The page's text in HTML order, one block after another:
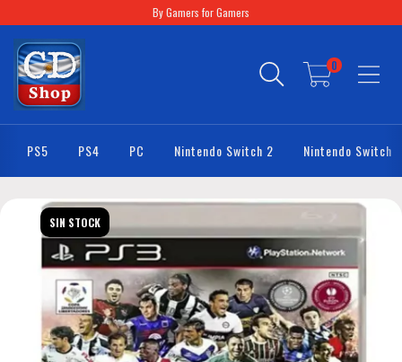
By Gamers for Gamers
0
PS5 PS4 PC Nintendo Switch 2 Nintendo Switch
SIN STOCK